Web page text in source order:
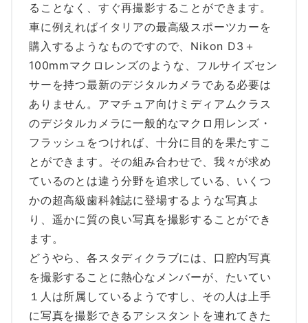
ることなく、すぐ再撮影することができます。
車に例えればイタリアの最高級スポーツカーを
購入するようなものですので、Nikon D3＋
100mmマクロレンズのような、フルサイズセン
サーを持つ最新のデジタルカメラである必要は
ありません。アマチュア向けミディアムクラス
のデジタルカメラに一般的なマクロ用レンズ・
フラッシュをつければ、十分に目的を果たすこ
とができます。その組み合わせで、我々が求め
ているのとは違う分野を追求している、いくつ
かの超高級歯科雑誌に登場するような写真よ
り、遥かに質の良い写真を撮影することができ
ます。
どうやら、各スタディクラブには、口腔内写真
を撮影することに熱心なメンバーが、たいてい
１人は所属しているようですし、その人は上手
に写真を撮影できるアシスタントを連れてきた